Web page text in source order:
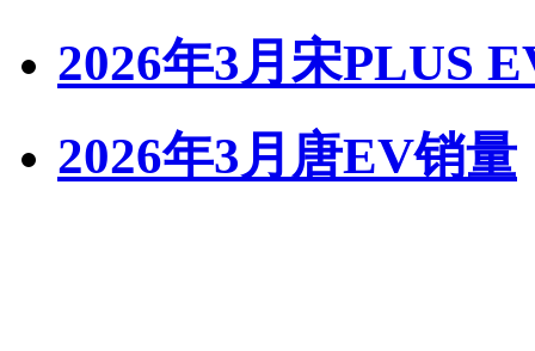
2026年3月宋PLUS
2026年3月唐EV销量